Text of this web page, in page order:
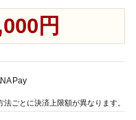
円
Pay
法ごとに決済上限額が異なります。